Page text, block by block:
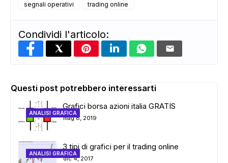
ADS
segnali operativi
trading online
Condividi l'articolo:
Questi post potrebbero interessarti
ANALISI GRAFICA
Grafici borsa azioni italia GRATIS
mag 8, 2019
ANALISI GRAFICA
3 tipi di grafici per il trading online
dic 4, 2017